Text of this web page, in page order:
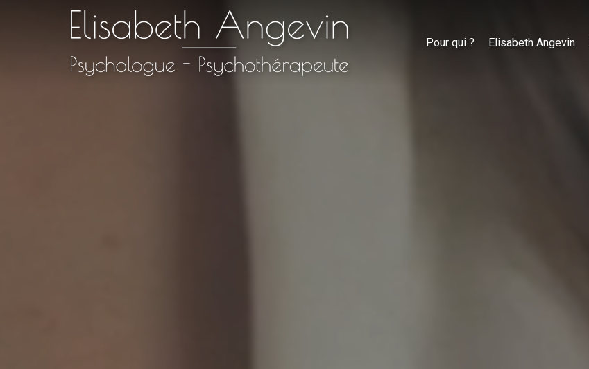
Pour qui ? Elisabeth Angevin